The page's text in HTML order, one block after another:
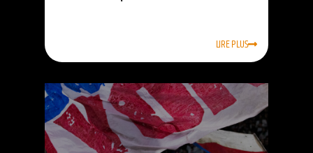
LIRE PLUS